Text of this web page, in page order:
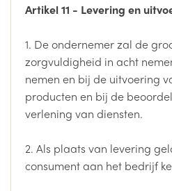
Artikel 11 - Levering en
1. De ondernemer zal de
zorgvuldigheid in acht
nemen en bij de uitvoering
producten en bij de
verlening van diensten.
2. Als plaats van levering
consument aan het bedrijf